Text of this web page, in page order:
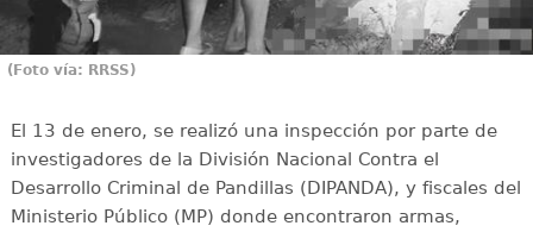
(Foto vía: RRSS)
El 13 de enero, se realizó una inspección por parte de
investigadores de la División Nacional Contra el
Desarrollo Criminal de Pandillas (DIPANDA), y fiscales del
Ministerio Público (MP) donde encontraron armas,